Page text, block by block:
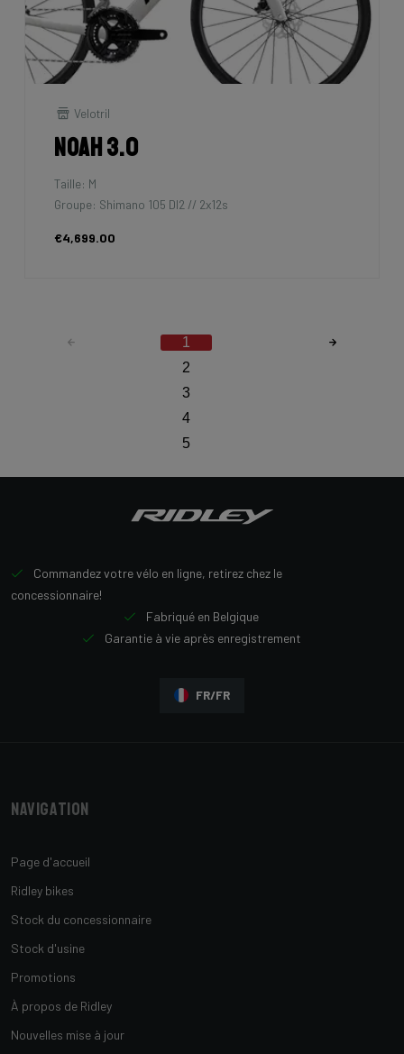
Velotril
Noah 3.0
Taille: M
Groupe: Shimano 105 DI2 // 2x12s
€4,699.00
1
2
3
4
5
Commandez votre vélo en ligne, retirez chez le
concessionnaire!
Fabriqué en Belgique
Garantie à vie après enregistrement
FR/FR
Navigation
Page d'accueil
Ridley bikes
Stock du concessionnaire
Stock d'usine
Promotions
À propos de Ridley
Nouvelles mise à jour